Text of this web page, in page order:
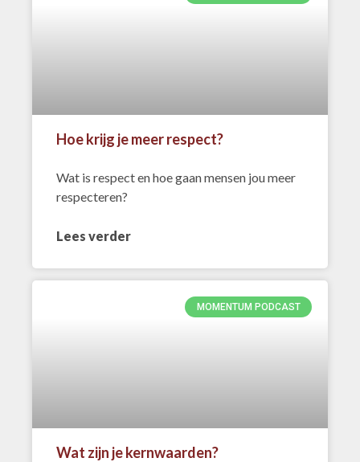
Hoe krijg je meer respect?
Wat is respect en hoe gaan mensen jou meer
respecteren?
Lees verder
MOMENTUM PODCAST
Wat zijn je kernwaarden?